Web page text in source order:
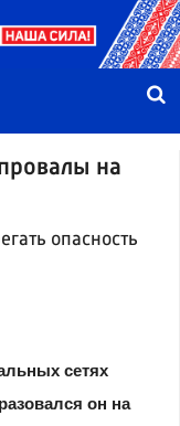
на
опасность
сетях
он на